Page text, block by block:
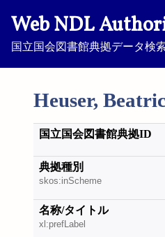
Web NDL
国立国会図書館典拠データ検
Heuser,
国立国会図書館典拠ID
典拠種別
skos:inScheme
名称/タイトル
xl:prefLabel